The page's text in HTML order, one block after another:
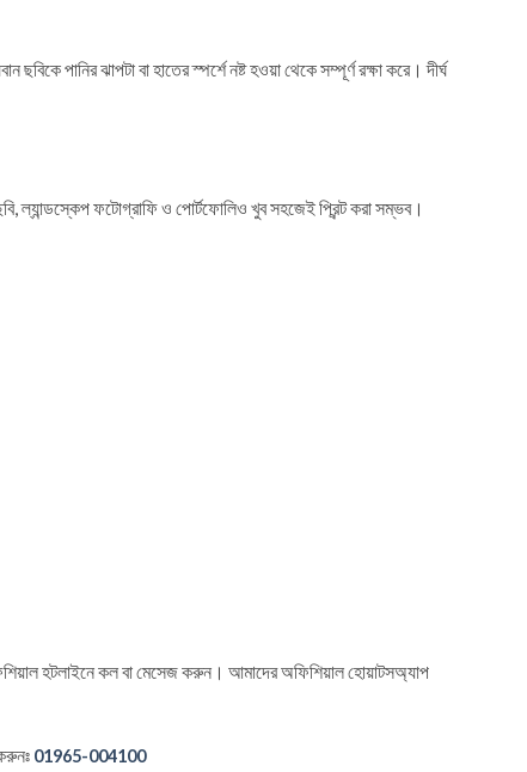
পানির ঝাপটা বা হাতের স্পর্শে নষ্ট হওয়া থেকে সম্পূর্ণ রক্ষা করে। দীর্ঘ
ল্যান্ডস্কেপ ফটোগ্রাফি ও পোর্টফোলিও খুব সহজেই প্রিন্ট করা সম্ভব।
হটলাইনে কল বা মেসেজ করুন। আমাদের অফিশিয়াল হোয়াটসঅ্যাপ
01965-004100